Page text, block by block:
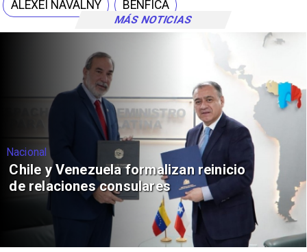
MÁS NOTICIAS
ALEXEI NAVALNY BENFICA
Nacional
Chile y Venezuela formalizan reinicio
de relaciones consulares